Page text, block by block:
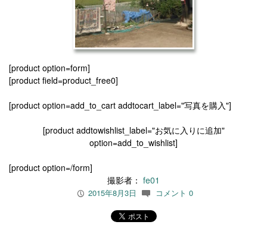
[product option=form]
[product field=product_free0]
[product option=add_to_cart addtocart_label="写真を購入"]
[product addtowishlist_label="お気に入りに追加"
option=add_to_wishlist]
[product option=/form]
撮影者： fe01
P 2015年8月3日 c コメント 0